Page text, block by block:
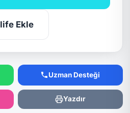
Ekle
Uzman Desteği
Yazdır